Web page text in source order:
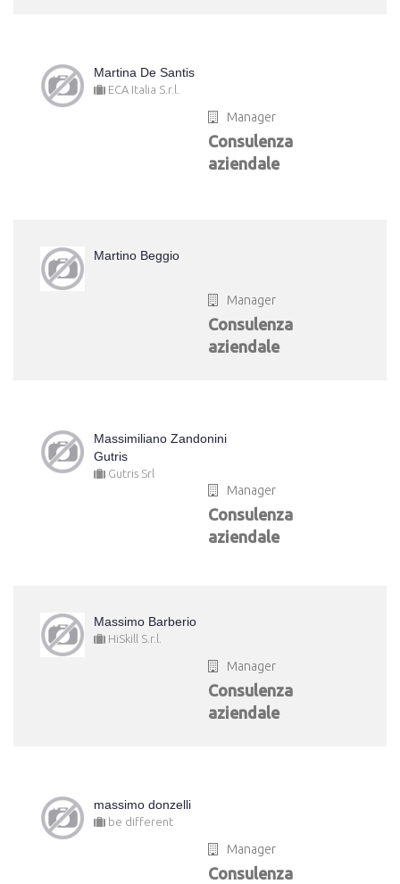
Martina De Santis
ECA Italia S.r.l.
Manager
Consulenza
aziendale
Martino Beggio
Manager
Consulenza
aziendale
Massimiliano Zandonini
Gutris
Gutris Srl
Manager
Consulenza
aziendale
Massimo Barberio
HiSkill S.r.l.
Manager
Consulenza
aziendale
massimo donzelli
be different
Manager
Consulenza